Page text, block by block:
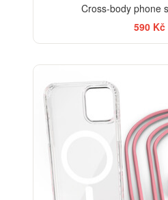
Cross-body phone
590 Kč